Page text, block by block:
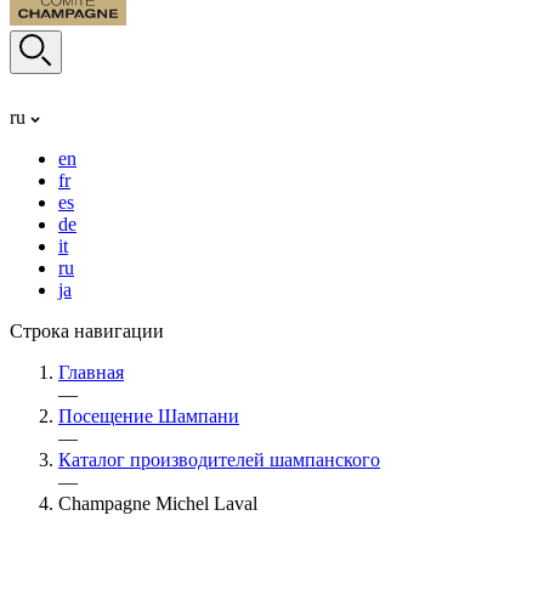
ru
en
fr
es
de
it
ru
ja
Строка навигации
Главная
—
Посещение Шампани
—
Каталог производителей шампанского
—
Champagne Michel Laval